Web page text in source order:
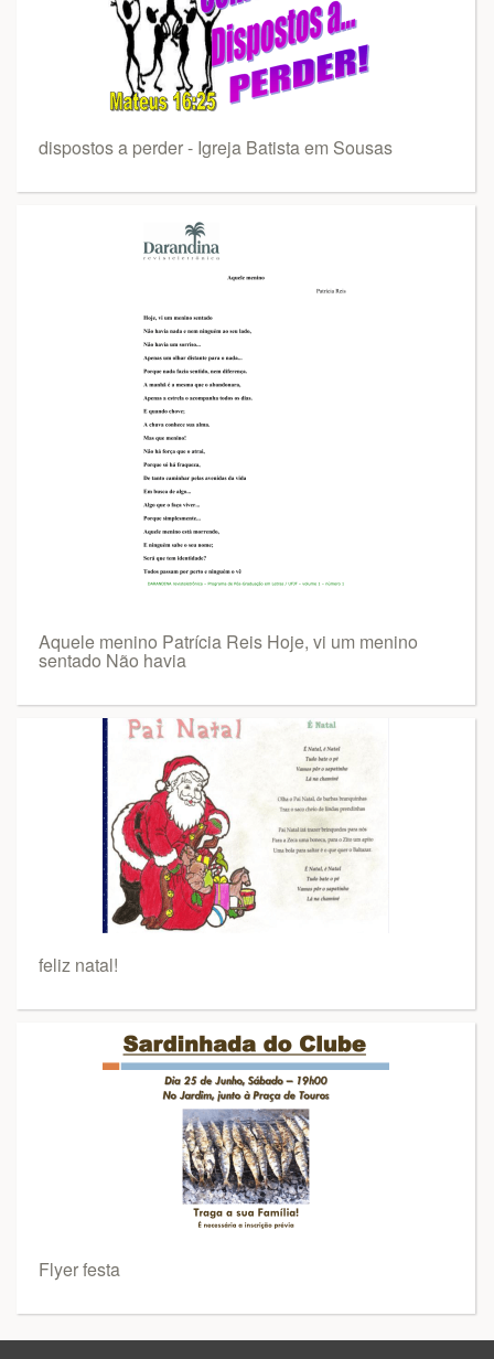
dispostos a perder - Igreja Batista em Sousas
Aquele menino Patrícia Reis Hoje, vi um menino
sentado Não havia
feliz natal!
Flyer festa